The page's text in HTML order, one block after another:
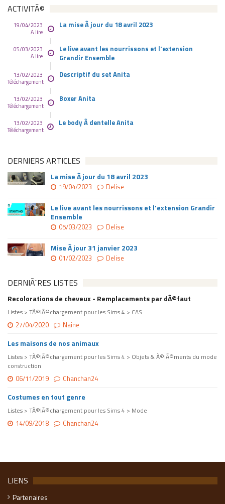
ACTIVITÃ©
19/04/2023
A lire
La mise Ã jour du 18 avril 2023
05/03/2023
A lire
Le live avant les nourrissons et l'extension
Grandir Ensemble
13/02/2023
Téléchargement
Descriptif du set Anita
13/02/2023
Téléchargement
Boxer Anita
13/02/2023
Téléchargement
Le body Ã dentelle Anita
DERNIERS ARTICLES
La mise Ã jour du 18 avril 2023
19/04/2023 Delise
Le live avant les nourrissons et l'extension Grandir
Ensemble
05/03/2023 Delise
Mise Ã jour 31 janvier 2023
01/02/2023 Delise
DERNIÃ¨RES LISTES
Recolorations de cheveux - Remplacements par dÃ©faut
Listes > TÃ©lÃ©chargement pour les Sims 4 > CAS
27/04/2020 Naine
Les maisons de nos animaux
Listes > TÃ©lÃ©chargement pour les Sims 4 > Objets & Ã©lÃ©ments du mode
construction
06/11/2019 Chanchan24
Costumes en tout genre
Listes > TÃ©lÃ©chargement pour les Sims 4 > Mode
14/09/2018 Chanchan24
LIENS
Partenaires